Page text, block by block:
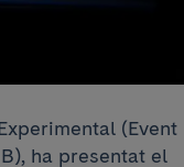
(Event
ha presentat el